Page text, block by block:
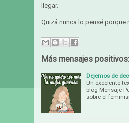
llegar.
Quizá nunca lo pensé porque
Más mensajes positivos:
Dejemos de
Un excelente
blog Mensaje
sobre el